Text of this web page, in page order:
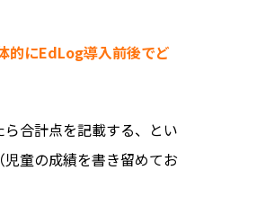
的にEdLog導入前後でど
合計点を記載する、とい
童の成績を書き留めてお